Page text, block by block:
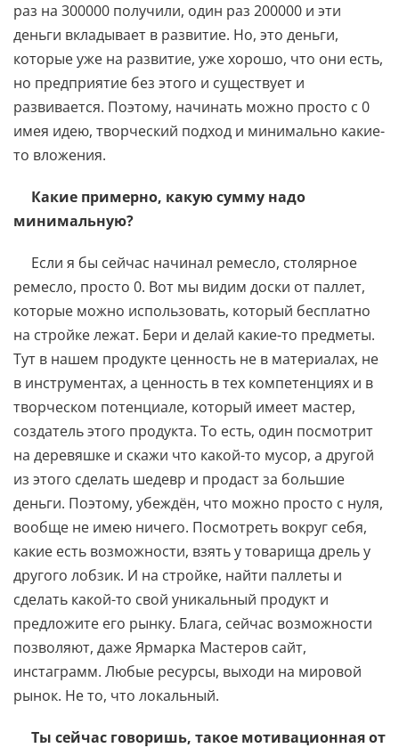
раз на 300000 получили, один раз 200000 и эти
деньги вкладывает в развитие. Но, это деньги,
которые уже на развитие, уже хорошо, что они есть,
но предприятие без этого и существует и
развивается. Поэтому, начинать можно просто с 0
имея идею, творческий подход и минимально какие-
то вложения.
Какие примерно, какую сумму надо
минимальную?
Если я бы сейчас начинал ремесло, столярное
ремесло, просто 0. Вот мы видим доски от паллет,
которые можно использовать, который бесплатно
на стройке лежат. Бери и делай какие-то предметы.
Тут в нашем продукте ценность не в материалах, не
в инструментах, а ценность в тех компетенциях и в
творческом потенциале, который имеет мастер,
создатель этого продукта. То есть, один посмотрит
на деревяшке и скажи что какой-то мусор, а другой
из этого сделать шедевр и продаст за большие
деньги. Поэтому, убеждён, что можно просто с нуля,
вообще не имею ничего. Посмотреть вокруг себя,
какие есть возможности, взять у товарища дрель у
другого лобзик. И на стройке, найти паллеты и
сделать какой-то свой уникальный продукт и
предложите его рынку. Блага, сейчас возможности
позволяют, даже Ярмарка Мастеров сайт,
инстаграмм. Любые ресурсы, выходи на мировой
рынок. Не то, что локальный.
Ты сейчас говоришь, такое мотивационная от